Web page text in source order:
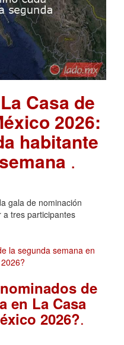
Casa de
2026:
habitante
.
gala de nominación
tres participantes
de
en La Casa
2026?.